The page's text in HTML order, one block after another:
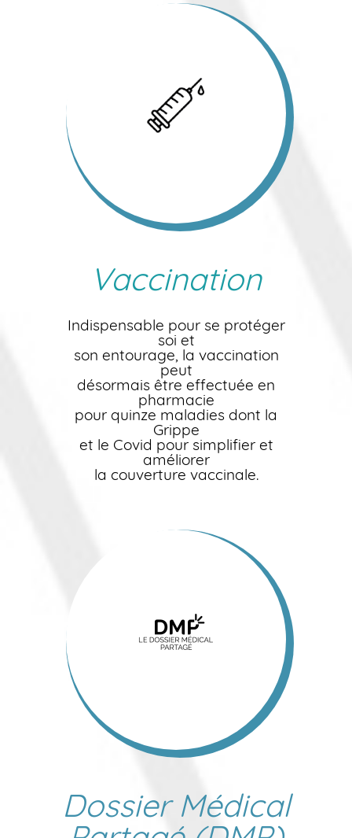
Vaccination
Indispensable pour se protéger
soi et
son entourage, la vaccination
peut
désormais être effectuée en
pharmacie
pour quinze maladies dont la
Grippe
et le Covid pour simplifier et
améliorer
la couverture vaccinale.
Dossier Médical